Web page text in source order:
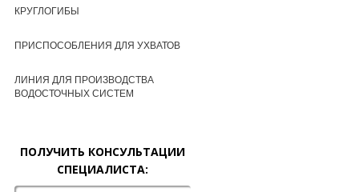
КРУГЛОГИБЫ
ПРИСПОСОБЛЕНИЯ ДЛЯ УХВАТОВ
ЛИНИЯ ДЛЯ ПРОИЗВОДСТВА
ВОДОСТОЧНЫХ СИСТЕМ
ПОЛУЧИТЬ КОНСУЛЬТАЦИИ
СПЕЦИАЛИСТА: